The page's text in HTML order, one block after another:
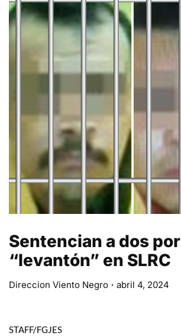
Sentencian a dos por
“levantón” en SLRC
Direccion Viento Negro abril 4, 2024
STAFF/FGJES